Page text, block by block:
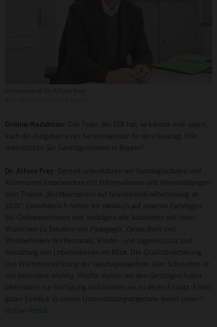
Online-Redaktion: Das Team des ISB hat, so könnte man sagen,
auch die Aufgaben einer Serviceagentur für den Ganztag. Wie
unterstützen Sie Ganztagsschulen in Bayern?
Dr. Alfons Frey: Derzeit unterstützen wir Ganztagsschulen und
Kommunen insbesondere mit Informationen und Veranstaltungen
zum Thema „Rechtsanspruch auf Grundschulkindbetreuung ab
2026“. Grundsätzlich haben wir natürlich auf unseren Fachtagen,
bei Onlineseminaren und Vorträgen alle Schularten mit ihren
Wünschen zu Inhalten wie Pädagogik, Gesundheit und
Wohlbefinden des Personals, Kinder- und Jugendschutz und
Gestaltung von Lebensräumen im Blick. Die Qualitätssicherung
und Weiterentwicklung der Ganztagsangebote aller Schularten ist
uns besonders wichtig. Hierfür stellen wir den Ganztagsschulen
Materialien zur Verfügung und beraten sie zu deren Einsatz. Einen
guten Einblick in unsere Unterstützungsangebote bietet unser
Online-Portal